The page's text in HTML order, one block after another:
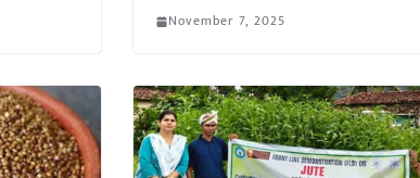
November 7, 2025